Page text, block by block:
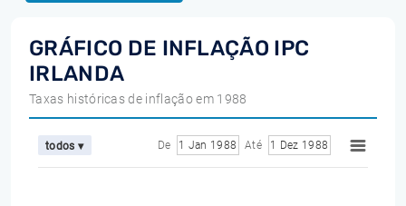
GRÁFICO DE INFLAÇÃO IPC
IRLANDA
Taxas históricas de inflação em 1988
todos ▾ De 1 Jan 1988 Até 1 Dez 1988